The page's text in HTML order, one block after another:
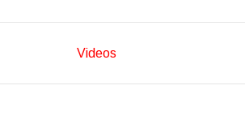
Videos